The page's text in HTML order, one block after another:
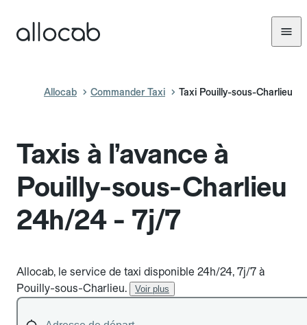
Allocab Commander Taxi Taxi Pouilly-sous-Charlieu
Taxis à l’avance à
Pouilly-sous-Charlieu
24h/24 - 7j/7
Allocab, le service de taxi disponible 24h/24, 7j/7 à
Pouilly-sous-Charlieu.
Voir plus